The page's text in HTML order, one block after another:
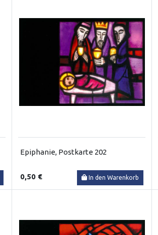
Epiphanie, Postkarte 202
0,50 € In den Warenkorb